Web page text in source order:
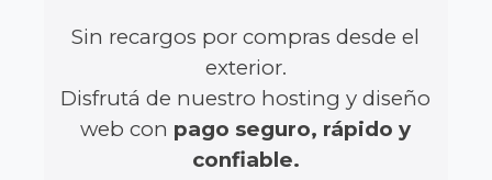
Sin recargos por compras desde el
exterior.
Disfrutá de nuestro hosting y diseño
web con pago seguro, rápido y
confiable.